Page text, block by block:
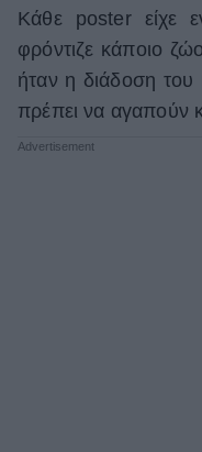
Χωρίς Ταμπέλες
Women's Forum
Κάθε poster είχε
φρόντιζε κάποιο
ήταν η διάδοση του
πρέπει να αγαπούν